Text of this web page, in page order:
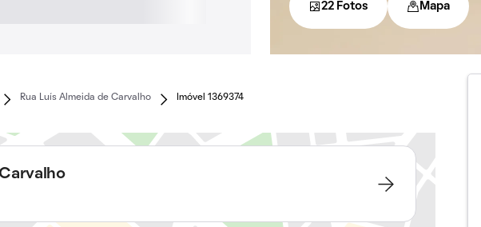
22 Fotos Mapa
Rua Luís Almeida de Carvalho Imóvel 1369374
Carvalho